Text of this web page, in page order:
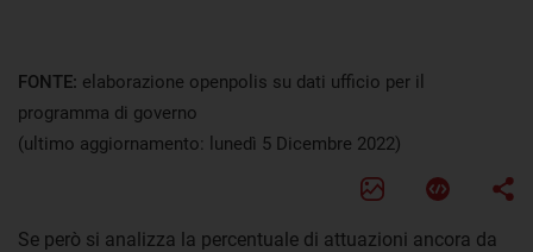
FONTE: elaborazione openpolis su dati ufficio per il
programma di governo
(ultimo aggiornamento: lunedì 5 Dicembre 2022)
Se però si analizza la percentuale di attuazioni ancora da